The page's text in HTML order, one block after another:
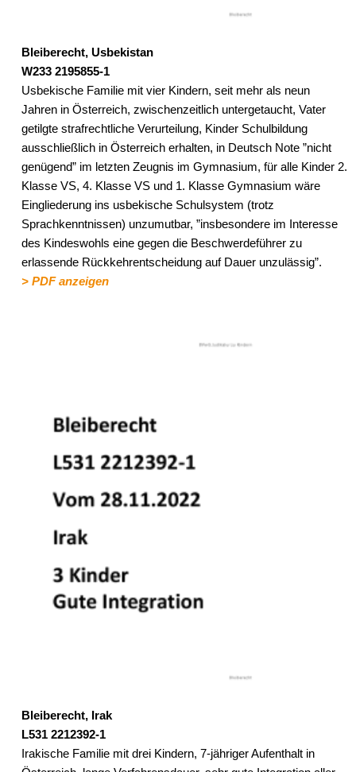
Bleiberecht, Usbekistan
W233 2195855-1
Usbekische Familie mit vier Kindern, seit mehr als neun
Jahren in Österreich, zwischenzeitlich untergetaucht, Vater
getilgte strafrechtliche Verurteilung, Kinder Schulbildung
ausschließlich in Österreich erhalten, in Deutsch Note ”nicht
genügend” im letzten Zeugnis im Gymnasium, für alle Kinder 2.
Klasse VS, 4. Klasse VS und 1. Klasse Gymnasium wäre
Eingliederung ins usbekische Schulsystem (trotz
Sprachkenntnissen) unzumutbar, ”insbesondere im Interesse
des Kindeswohls eine gegen die Beschwerdeführer zu
erlassende Rückkehrentscheidung auf Dauer unzulässig”.
> PDF anzeigen
Bleiberecht, Irak
L531 2212392-1
Irakische Familie mit drei Kindern, 7-jähriger Aufenthalt in